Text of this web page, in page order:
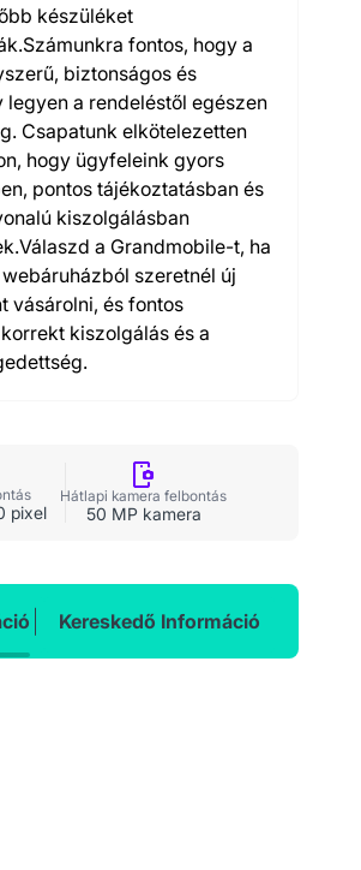
készüléket
fontos, hogy a
biztonságos és
legyen a rendeléstől egészen
Csapatunk elkötelezetten
hogy ügyfeleink gyors
pontos tájékoztatásban és
kiszolgálásban
a Grandmobile-t, ha
szeretnél új
vásárolni, és fontos
kiszolgálás és a
pixel
Hátlapi kamera felbontás
50 MP kamera
Kereskedő Információ